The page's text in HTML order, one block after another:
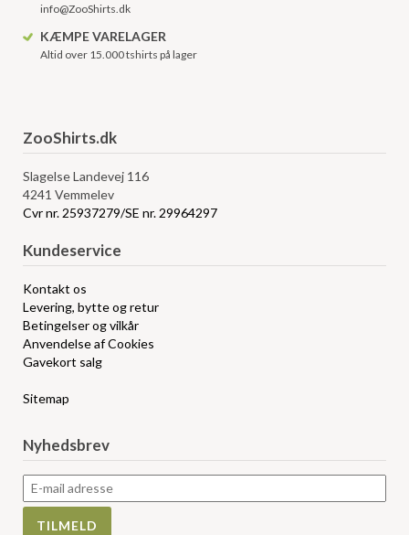
info@ZooShirts.dk
KÆMPE VARELAGER
Altid over 15.000 tshirts på lager
ZooShirts.dk
Slagelse Landevej 116
4241 Vemmelev
Cvr nr. 25937279/SE nr. 29964297
Kundeservice
Kontakt os
Levering, bytte og retur
Betingelser og vilkår
Anvendelse af Cookies
Gavekort salg
Sitemap
Nyhedsbrev